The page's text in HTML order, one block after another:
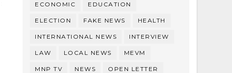
ECONOMIC EDUCATION
ELECTION FAKE NEWS HEALTH
INTERNATIONAL NEWS INTERVIEW
LAW LOCAL NEWS MEVM
MNP TV NEWS OPEN LETTER